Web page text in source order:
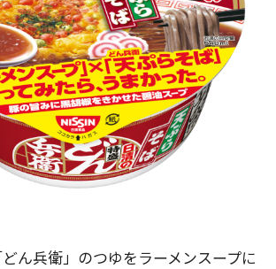
ん兵衛」のつゆをラーメンスープに